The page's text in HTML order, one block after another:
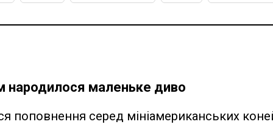
народилося маленьке диво
поповнення серед мініамериканських